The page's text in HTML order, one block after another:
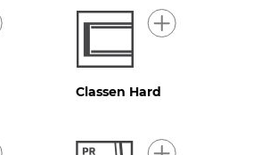
Classen Hard